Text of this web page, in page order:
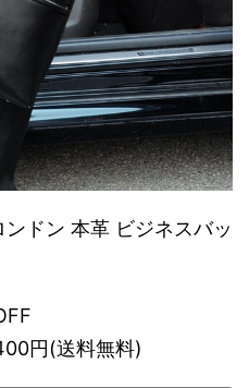
ドン 本革 ビジネスバッ
円(送料無料)